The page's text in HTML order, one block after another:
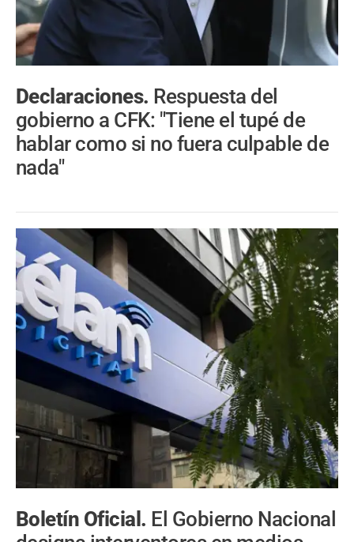
Declaraciones. Respuesta del
gobierno a CFK: "Tiene el tupé de
hablar como si no fuera culpable de
nada"
Boletín Oficial. El Gobierno Nacional